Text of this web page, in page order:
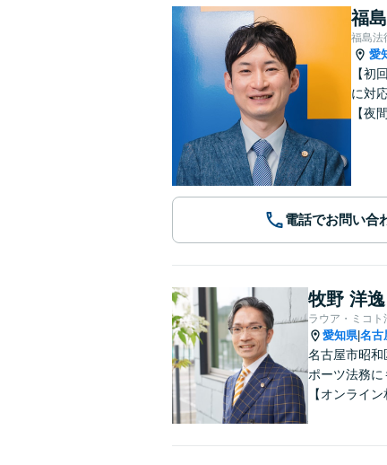
福
福島法
愛
【初
に対
【夜
電話でお問い合
牧野 洋逸
ラウア・ミコト
愛知県|名古
名古屋市昭
ポーツ法務
【オンライン